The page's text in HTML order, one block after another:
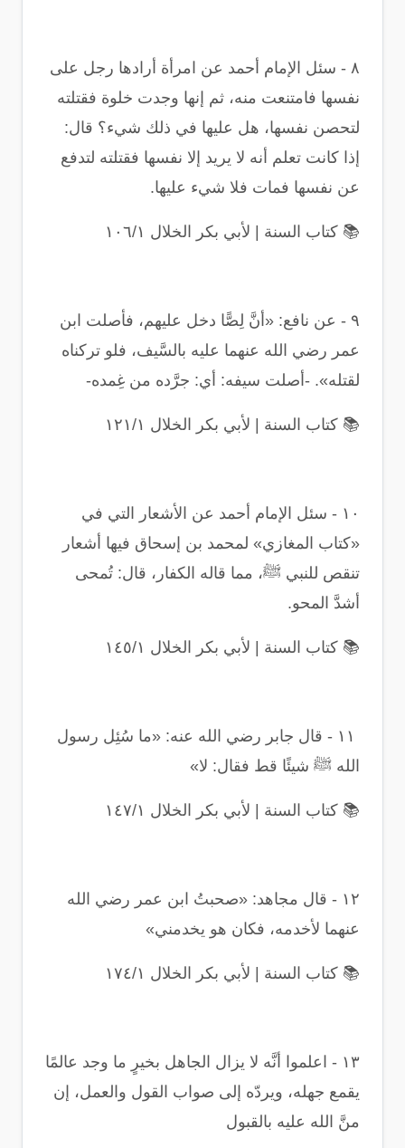
٨ - سئل الإمام أحمد عن امرأة أرادها رجل على
نفسها فامتنعت منه، ثم إنها وجدت خلوة فقتلته
لتحصن نفسها، هل عليها في ذلك شيء؟ قال:
إذا كانت تعلم أنه لا يريد إلا نفسها فقتلته لتدفع
عن نفسها فمات فلا شيء عليها.
📚 كتاب السنة | لأبي بكر الخلال ١٠٦/١
٩ - عن نافع: «أنَّ لِصًّا دخل عليهم، فأصلت ابن
عمر رضي الله عنهما عليه بالسَّيف، فلو تركناه
لقتله». -أصلت سيفه: أي: جرَّده من غِمده-
📚 كتاب السنة | لأبي بكر الخلال ١٢١/١
١٠ - سئل الإمام أحمد عن الأشعار التي في
«كتاب المغازي» لمحمد بن إسحاق فيها أشعار
تنقص للنبي ﷺ، مما قاله الكفار، قال: تُمحى
أشدَّ المحو.
📚 كتاب السنة | لأبي بكر الخلال ١٤٥/١
١١ - قال جابر رضي الله عنه: «ما سُئِل رسول
الله ﷺ شيئًا قط فقال: لا»
📚 كتاب السنة | لأبي بكر الخلال ١٤٧/١
١٢ - قال مجاهد: «صحبتُ ابن عمر رضي الله
عنهما لأخدمه، فكان هو يخدمني»
📚 كتاب السنة | لأبي بكر الخلال ١٧٤/١
١٣ - اعلموا أنَّه لا يزال الجاهل بخيرٍ ما وجد عالمًا
يقمع جهله، ويردّه إلى صواب القول والعمل، إن
منَّ الله عليه بالقبول